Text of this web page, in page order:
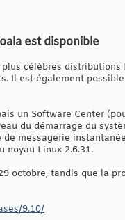
est disponible
célèbres
Il est également
un Software Center
du démarrage du
messagerie
noyau Linux 2.6.31.
octobre, tandis que la
9.10/